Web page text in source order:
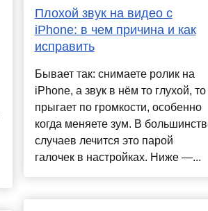
Плохой звук на видео с
iPhone: в чем причина и как
исправить
Бывает так: снимаете ролик на
iPhone, а звук в нём то глухой, то
прыгает по громкости, особенно
когда меняете зум. В
случаев лечится это парой
галочек в настройках. Ниже —...